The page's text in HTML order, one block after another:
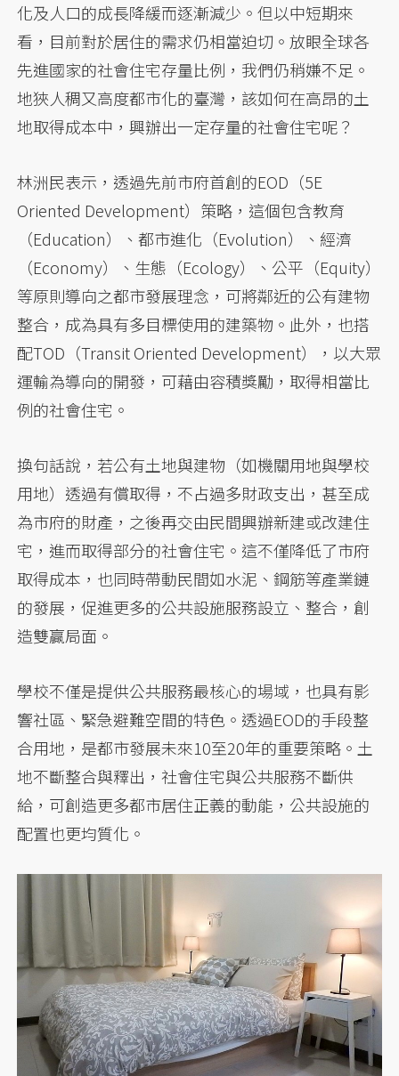
化及人口的成長降緩而逐漸減少。但以中短期來
看，目前對於居住的需求仍相當迫切。放眼全球各
先進國家的社會住宅存量比例，我們仍稍嫌不足。
地狹人稠又高度都市化的臺灣，該如何在高昂的土
地取得成本中，興辦出一定存量的社會住宅呢？
林洲民表示，透過先前市府首創的EOD（5E
Oriented Development）策略，這個包含教育
（Education）、都市進化（Evolution）、經濟
（Economy）、生態（Ecology）、公平（Equity）
等原則導向之都市發展理念，可將鄰近的公有建物
整合，成為具有多目標使用的建築物。此外，也搭
配TOD（Transit Oriented Development），以大眾
運輸為導向的開發，可藉由容積獎勵，取得相當比
例的社會住宅。
換句話說，若公有土地與建物（如機關用地與學校
用地）透過有償取得，不占過多財政支出，甚至成
為市府的財產，之後再交由民間興辦新建或改建住
宅，進而取得部分的社會住宅。這不僅降低了市府
取得成本，也同時帶動民間如水泥、鋼筋等產業鏈
的發展，促進更多的公共設施服務設立、整合，創
造雙贏局面。
學校不僅是提供公共服務最核心的場域，也具有影
響社區、緊急避難空間的特色。透過EOD的手段整
合用地，是都市發展未來10至20年的重要策略。土
地不斷整合與釋出，社會住宅與公共服務不斷供
給，可創造更多都市居住正義的動能，公共設施的
配置也更均質化。